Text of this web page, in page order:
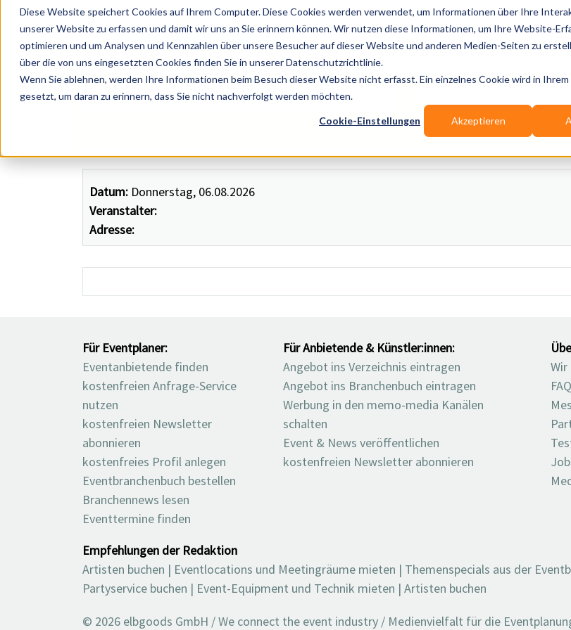
Diese Website speichert Cookies auf Ihrem Computer. Diese Cookies werden verwendet, um Informationen über Ihre
unserer Website zu erfassen und damit wir uns an Sie erinnern können. Wir nutzen diese Informationen, um Ihre Website-
optimieren und um Analysen und Kennzahlen über unsere Besucher auf dieser Website und anderen Medien-Seiten zu
über die von uns eingesetzten Cookies finden Sie in unserer Datenschutzrichtlinie.
Wenn Sie ablehnen, werden Ihre Informationen beim Besuch dieser Website nicht erfasst. Ein einzelnes Cookie wird in
gesetzt, um daran zu erinnern, dass Sie nicht nachverfolgt werden möchten.
Cookie-Einstellungen Akzeptieren
Datum: Donnerstag, 06.08.2026
Veranstalter:
Adresse:
Publikationen Branchen-Infos
Künstler, Zelte, Bands, Catering, ...
Wir suchen für Dich
Für Eventplaner:
Eventanbietende finden
kostenfreien Anfrage-Service
nutzen
kostenfreien Newsletter
abonnieren
kostenfreies Profil anlegen
Eventbranchenbuch bestellen
Branchennews lesen
Eventtermine finden
Für Anbietende & Künstler:innen:
Angebot ins Verzeichnis eintragen
Angebot ins Branchenbuch eintragen
Werbung in den memo-media Kanälen
schalten
Event & News veröffentlichen
kostenfreien Newsletter abonnieren
Wir
FAQ
Empfehlungen der Redaktion
Artisten buchen | Eventlocations und Meetingräume mieten | Themenspecials aus der
Partyservice buchen | Event-Equipment und Technik mieten | Artisten buchen
© 2026 elbgoods GmbH / We connect the event industry / Medienvielfalt für die